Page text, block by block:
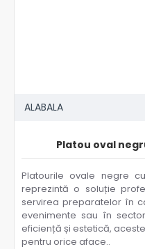
ALABALA
Platou oval
Platourile ovale negre
reprezintă o soluție
servirea preparatelor în
evenimente sau în
eficiență și estetică,
pentru orice aface..